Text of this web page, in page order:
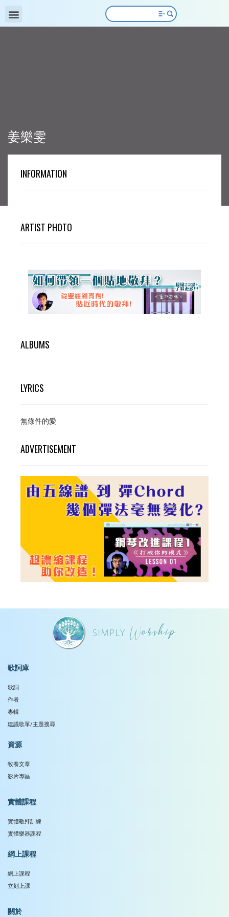
姜樂雯
INFORMATION
ARTIST PHOTO
ALBUMS
LYRICS
無條件的愛
ADVERTISEMENT
歌詞庫
歌詞
作者
專輯
建議歌單/主題搜尋
資源
牧養文章
影片專區
實體課程
實體敬拜訓練
實體樂器課程
網上課程
網上課程
立刻上課
關於